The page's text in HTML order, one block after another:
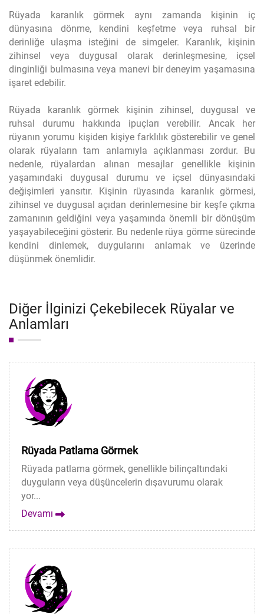
Rüyada karanlık görmek aynı zamanda kişinin iç
dünyasına dönme, kendini keşfetme veya ruhsal bir
derinliğe ulaşma isteğini de simgeler. Karanlık, kişinin
zihinsel veya duygusal olarak derinleşmesine, içsel
dinginliği bulmasına veya manevi bir deneyim yaşamasına
işaret edebilir.
Rüyada karanlık görmek kişinin zihinsel, duygusal ve
ruhsal durumu hakkında ipuçları verebilir. Ancak her
rüyanın yorumu kişiden kişiye farklılık gösterebilir ve genel
olarak rüyaların tam anlamıyla açıklanması zordur. Bu
nedenle, rüyalardan alınan mesajlar genellikle kişinin
yaşamındaki duygusal durumu ve içsel dünyasındaki
değişimleri yansıtır. Kişinin rüyasında karanlık görmesi,
zihinsel ve duygusal açıdan derinlemesine bir keşfe çıkma
zamanının geldiğini veya yaşamında önemli bir dönüşüm
yaşayabileceğini gösterir. Bu nedenle rüya görme sürecinde
kendini dinlemek, duygularını anlamak ve üzerinde
düşünmek önemlidir.
Diğer İlginizi Çekebilecek Rüyalar ve
Anlamları
Rüyada Patlama Görmek
Rüyada patlama görmek, genellikle bilinçaltındaki
duyguların veya düşüncelerin dışavurumu olarak
yor...
Devamı